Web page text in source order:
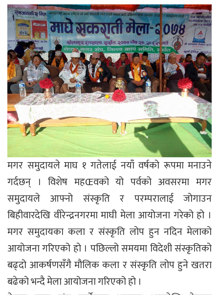
मगर समुदायले माघ १ गतेलाई नयाँ वर्षको रूपमा मनाउने
गर्दछन् । विशेष महŒवको यो पर्वको अवसरमा मगर
समुदायले आफ्नो संस्कृति र परम्परालाई जोगाउन
बिहीवारदेखि वीरेन्द्रनगरमा माघी मेला आयोजना गरेको हो ।
मगर समुदायका कला र संस्कृति लोप हुन नदिन मेलाको
आयोजना गरिएको हो । पछिल्लो समयमा विदेशी संस्कृतिको
बढ्दो आकर्षणसँगै मौलिक कला र संस्कृति लोप हुने खतरा
बढेको भन्दै मेला आयोजना गरिएको हो ।